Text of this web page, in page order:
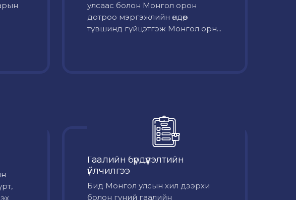
улсаас болон Монгол орон
дотроо мэргэжлийн өндөр
түвшинд гүйцэтгэж Монгол орн...
Гаалийн бүрдүүлэлтийн
үйлчилгээ
Бид Монгол улсын хил дээрхи
болон гүний гаалийн